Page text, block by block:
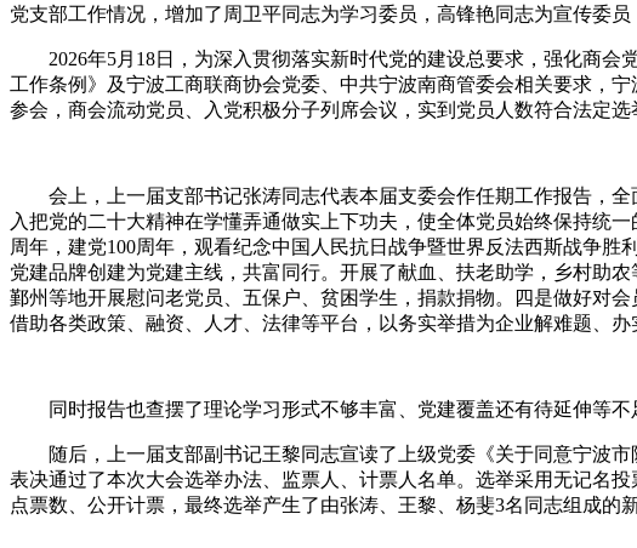
党支部工作情况，增加了周卫平同志为学习委员，高锋艳同志为宣传委
2026年5月18日，为深入贯彻落实新时代党的建设总要求，强化商会
工作条例》及宁波工商联商协会党委、中共宁波南商管委会相关要求，
参会，商会流动党员、入党积极分子列席会议，实到党员人数符合法定选
会上，上一届支部书记张涛同志代表本届支委会作任期工作报告，全
入把党的二十大精神在学懂弄通做实上下功夫，使全体党员始终保持统
周年，建党100周年，观看纪念中国人民抗日战争暨世界反法西斯战争
党建品牌创建为党建主线，共富同行。开展了献血、扶老助学，乡村助
鄞州等地开展慰问老党员、五保户、贫困学生，捐款捐物。四是做好对
借助各类政策、融资、人才、法律等平台，以务实举措为企业解难题、办
同时报告也查摆了理论学习形式不够丰富、党建覆盖还有待延伸等不
随后，上一届支部副书记王黎同志宣读了上级党委《关于同意宁波市
表决通过了本次大会选举办法、监票人、计票人名单。选举采用无记名
点票数、公开计票，最终选举产生了由张涛、王黎、杨斐3名同志组成的